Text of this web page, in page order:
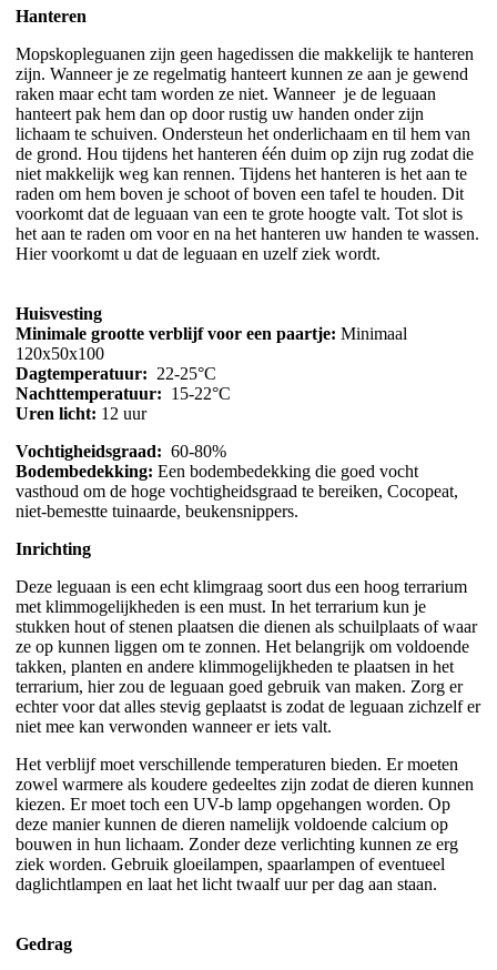
Hanteren
Mopskopleguanen zijn geen hagedissen die makkelijk te hanteren
zijn. Wanneer je ze regelmatig hanteert kunnen ze aan je gewend
raken maar echt tam worden ze niet. Wanneer je de leguaan
hanteert pak hem dan op door rustig uw handen onder zijn
lichaam te schuiven. Ondersteun het onderlichaam en til hem van
de grond. Hou tijdens het hanteren één duim op zijn rug zodat die
niet makkelijk weg kan rennen. Tijdens het hanteren is het aan te
raden om hem boven je schoot of boven een tafel te houden. Dit
voorkomt dat de leguaan van een te grote hoogte valt. Tot slot is
het aan te raden om voor en na het hanteren uw handen te wassen.
Hier voorkomt u dat de leguaan en uzelf ziek wordt.
Huisvesting
Minimale grootte verblijf voor een paartje: Minimaal
120x50x100
Dagtemperatuur: 22-25°C
Nachttemperatuur: 15-22°C
Uren licht: 12 uur
Vochtigheidsgraad: 60-80%
Bodembedekking: Een bodembedekking die goed vocht
vasthoud om de hoge vochtigheidsgraad te bereiken, Cocopeat,
niet-bemestte tuinaarde, beukensnippers.
Inrichting
Deze leguaan is een echt klimgraag soort dus een hoog terrarium
met klimmogelijkheden is een must. In het terrarium kun je
stukken hout of stenen plaatsen die dienen als schuilplaats of waar
ze op kunnen liggen om te zonnen. Het belangrijk om voldoende
takken, planten en andere klimmogelijkheden te plaatsen in het
terrarium, hier zou de leguaan goed gebruik van maken. Zorg er
echter voor dat alles stevig geplaatst is zodat de leguaan zichzelf er
niet mee kan verwonden wanneer er iets valt.
Het verblijf moet verschillende temperaturen bieden. Er moeten
zowel warmere als koudere gedeeltes zijn zodat de dieren kunnen
kiezen. Er moet toch een UV-b lamp opgehangen worden. Op
deze manier kunnen de dieren namelijk voldoende calcium op
bouwen in hun lichaam. Zonder deze verlichting kunnen ze erg
ziek worden. Gebruik gloeilampen, spaarlampen of eventueel
daglichtlampen en laat het licht twaalf uur per dag aan staan.
Gedrag